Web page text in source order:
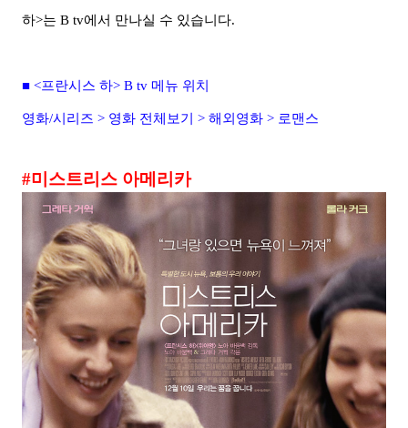
하>는 B tv에서 만나실 수 있습니다.
■ <프란시스 하> B tv 메뉴 위치
영화/시리즈 > 영화 전체보기 > 해외영화 > 로맨스
#미스트리스 아메리카